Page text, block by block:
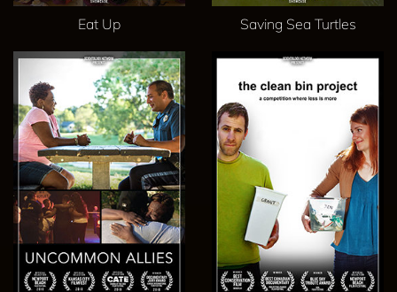
Eat Up Saving Sea Turtles